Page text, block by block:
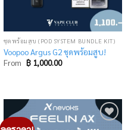
ชุดพร้อมสูบ (POD SYSTEM BUNDLE KIT)
Voopoo Argus G2 ชุดพร้อมสูบ!
From ฿1,000.00